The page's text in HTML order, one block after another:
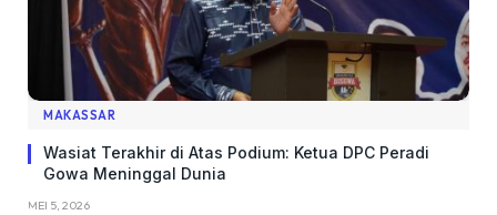
MAKASSAR
Wasiat Terakhir di Atas Podium: Ketua DPC Peradi
Gowa Meninggal Dunia
MEI 5, 2026